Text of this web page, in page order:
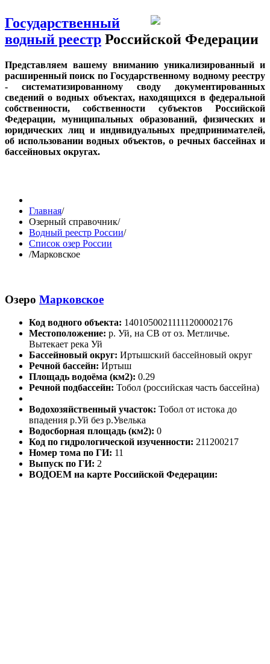
Государственный
водный реестр Российской Федерации
Представляем вашему вниманию уникализированный и
расширенный поиск по Государственному водному реестру
- систематизированному своду документированных
сведений о водных объектах, находящихся в федеральной
собственности, собственности субъектов Российской
Федерации, муниципальных образований, физических и
юридических лиц и индивидуальных предпринимателей,
об использовании водных объектов, о речных бассейнах и
бассейновых округах.
Главная/
Озерный справочник/
Водный реестр России/
Список озер России
/Марковское
Озеро Марковское
Код водного объекта: 14010500211111200002176
Местоположение: р. Уй, на СВ от оз. Метличье.
Вытекает река Уй
Бассейновый округ: Иртышский бассейновый округ
Речной бассейн: Иртыш
Площадь водоёма (км2): 0.29
Речной подбассейн: Тобол (российская часть бассейна)
Водохозяйственный участок: Тобол от истока до
впадения р.Уй без р.Увелька
Водосборная площадь (км2): 0
Код по гидрологической изученности: 211200217
Номер тома по ГИ: 11
Выпуск по ГИ: 2
ВОДОЕМ на карте Российской Федерации: